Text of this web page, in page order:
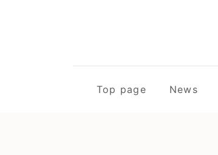
Top page News